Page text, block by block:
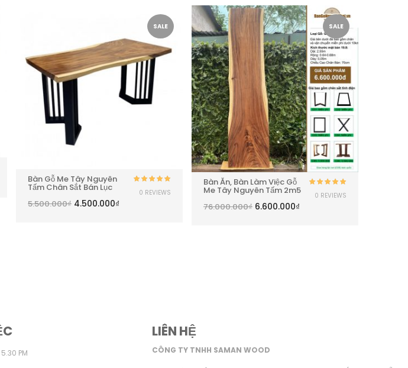
SALE
Bàn Gỗ Me Tây Nguyên
Tấm Chân Sắt Bán Lục
5.500.000₫ 4.500.000₫
Được xếp
hạng5.00 5
0 REVIEWS
SALE
Bàn Ăn, Bàn Làm Việc Gỗ
Me Tây Nguyên Tấm 2m5
76.000.000₫ 6.600.000₫
Được xếp
hạng5.00 5
0 REVIEWS
PM
LIÊN HỆ
CÔNG TY TNHH SAMAN WOOD